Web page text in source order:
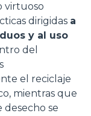
virtuoso
dirigidas a
y al uso
del
el reciclaje
mientras que
desecho se